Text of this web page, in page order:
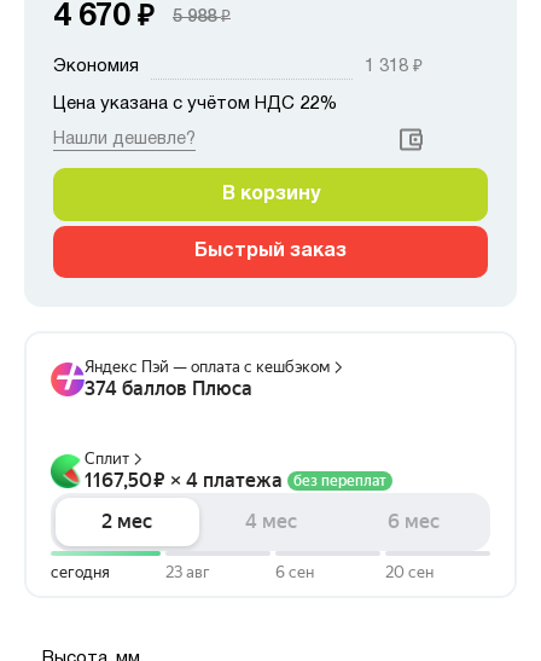
4 670 ₽ 5 988₽
Экономия 1 318 ₽
Цена указана с учётом НДС 22%
Нашли дешевле?
В корзину
Быстрый заказ